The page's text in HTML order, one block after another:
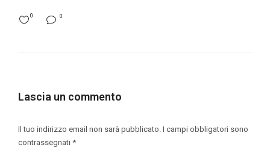
0
0
Lascia un commento
Il tuo indirizzo email non sarà pubblicato. I campi obbligatori sono
contrassegnati *